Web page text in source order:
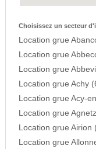
Choisissez un secteur
Location grue
Location grue
Location grue
Location grue Achy
Location grue Acy-
Location grue
Location grue Airion
Location grue